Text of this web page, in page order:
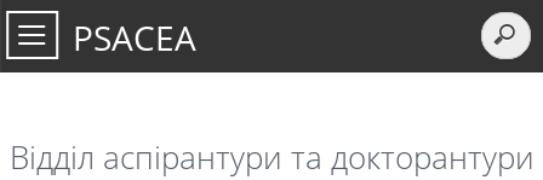
PSACEA
Відділ аспірантури та докторантури